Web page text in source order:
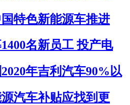
特色新能源车推进
名新员工 投产电
年吉利汽车90%以
汽车补贴应找到更